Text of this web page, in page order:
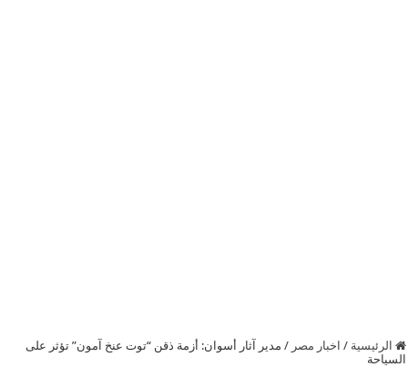
الرئيسية / اخبار مصر / مدير آثار أسوان: أزمة ذقن “توت عنخ آمون” تؤثر على
السياحة